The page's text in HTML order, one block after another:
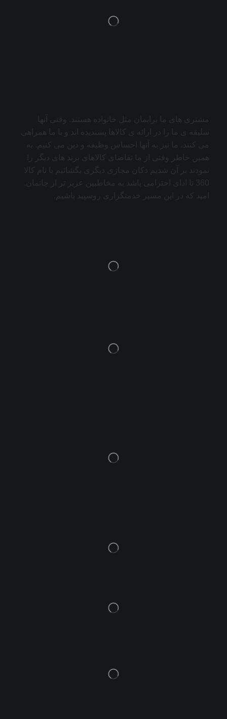
مشتری های ما برایمان مثل خانواده هستند. وقتی آنها
سلیقه ی ما را در ارائه ی کالاها پسندیده اند و با ما همراهی
می کنند، ما نیز به آنها احساس وظیفه و دین می کنیم. به
همین خاطر وقتی از ما تقاضای کالاهای برند های دیگر را
نمودند بر آن شدیم دکان مجازی دیگری بگشائیم با نام کالا
360 تا ادای احترامی باشد به مخاطبین عزیز تر از جانمان.
امید که در این مسیر خدمتگزاری روسپید باشیم.